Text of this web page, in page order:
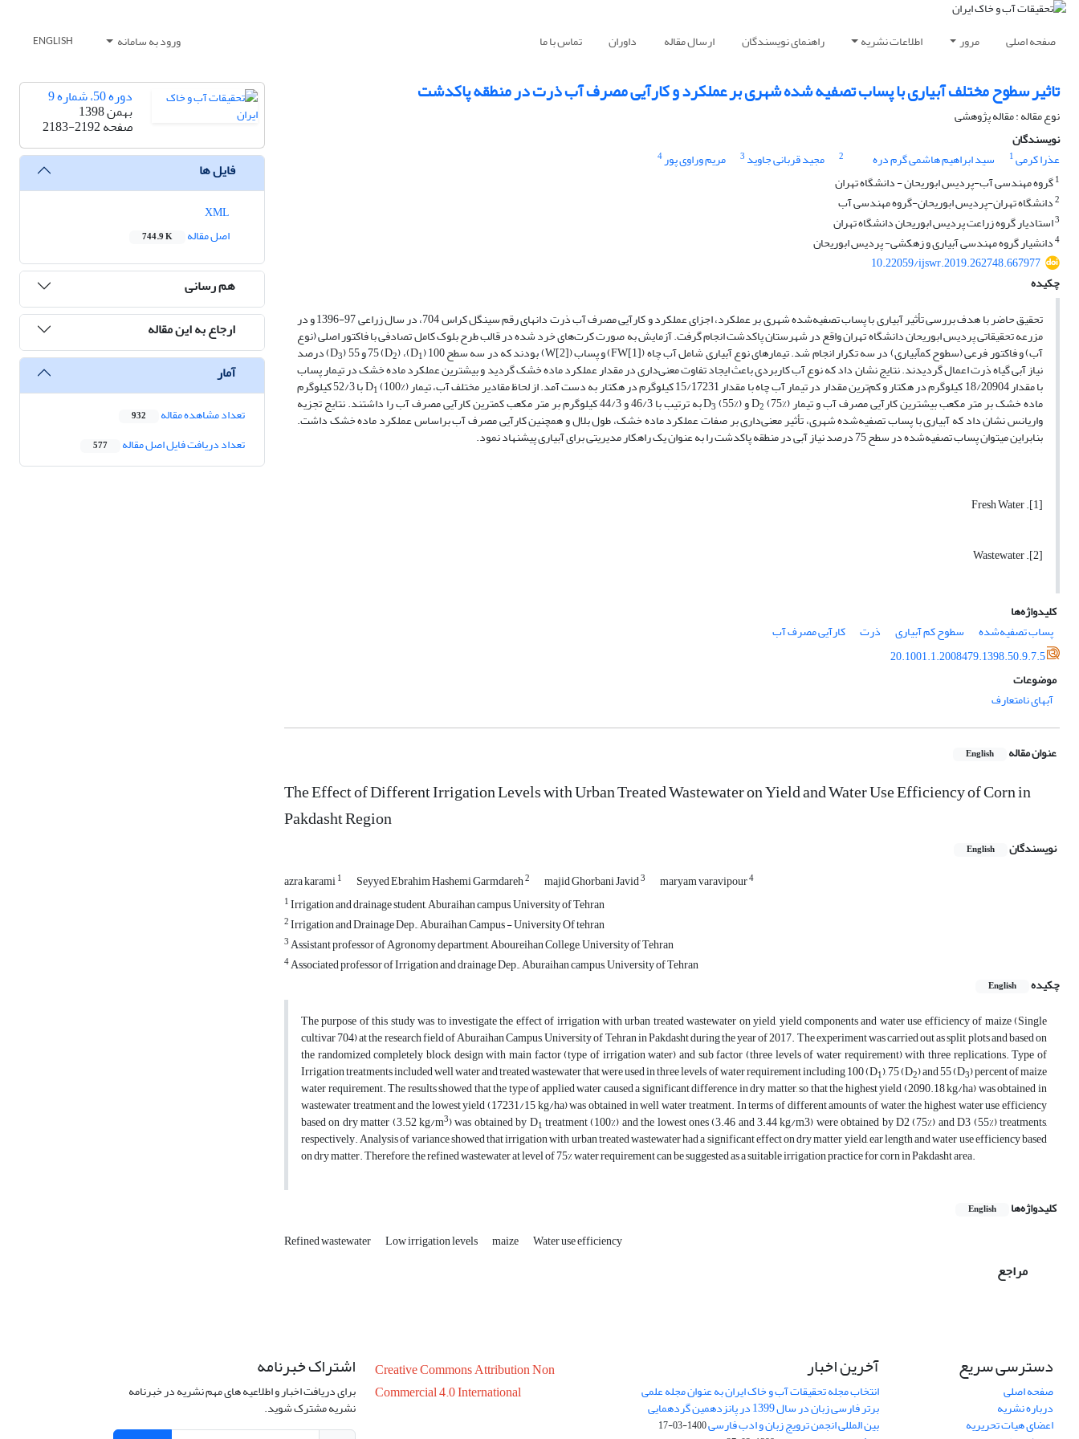
صفحه اصلی مرور اطلاعات نشریه راهنمای نویسندگان ارسال مقاله داوران تماس با ما ورود به سامانه ENGLISH
تاثیر سطوح مختلف آبیاری با پساب تصفیه شده شهری بر عملکرد و کارآیی مصرف آب ذرت در منطقه پاکدشت
نوع مقاله : مقاله پژوهشی
نویسندگان
عذرا کرمی1 سید ابراهیم هاشمی گرم دره 2 مجید قربانی جاوید 3 مریم وراوی پور4
1گروه مهندسی آب-پردیس ابوریحان - دانشگاه تهران
2دانشگاه تهران-پردیس ابوریحان-گروه مهندسی آب
3استادیار گروه زراعت پردیس ابوریحان دانشگاه تهران
4دانشیار گروه مهندسی آبیاری و زهکشی- پردیس ابوریحان
10.22059/ijswr.2019.262748.667977
چکیده
تحقیق حاضر با هدف بررسی تأثیر آبیاری با پساب تصفیه‌شده شهری بر عملکرد، اجزای عملکرد و کارآیی مصرف آب ذرت دانه­ای رقم سینگل کراس 704، در سال زراعی 97-1396 و در
مزرعه تحقیقاتی پردیس ابوریحان دانشگاه تهران واقع در شهرستان پاکدشت انجام گرفت. آزمایش به صورت کرت‌های خرد شده در قالب طرح بلوک کامل تصادفی با فاکتور اصلی (نوع
آب) و فاکتور فرعی (سطوح کم­آبیاری) در سه تکرار انجام شد. تیمارهای نوع آبیاری شامل آب چاه ([1]FW) و پساب (W[2]) بودند که در سه سطح 100 (D 1 )، 75 (D 2) و 55 (D 3 ) درصد
نیاز آبی گیاه ذرت اعمال گردیدند. نتایج نشان داد که نوع آب کاربردی باعث ایجاد تفاوت معنی‌داری در مقدار عملکرد ماده خشک گردید و بیشترین عملکرد ماده خشک در تیمار پساب
با مقدار 18/20904 کیلوگرم در هکتار و کم‌ترین مقدار در تیمار آب چاه با مقدار 15/17231 کیلوگرم در هکتار به دست آمد. از لحاظ مقادیر مختلف آب، تیمار D 1 (100%) با 52/3 کیلوگرم
ماده خشک بر متر مکعب بیشترین کارآیی مصرف آب و تیمار D 2 (75%) و D 3 (55%) به ترتیب با 46/3 و 44/3 کیلوگرم بر متر مکعب کمترین کارآیی مصرف آب را داشتند. نتایج تجزیه
واریانس نشان داد که آبیاری با پساب تصفیه‌شده شهری، تأثیر معنی‌داری بر صفات عملکرد ماده خشک، طول بلال و همچنین کارآیی مصرف آب براساس عملکرد ماده خشک داشت.
بنابراین می­توان پساب تصفیه‌شده در سطح 75 درصد نیاز آبی در منطقه پاکدشت را به عنوان یک راهکار مدیریتی برای آبیاری پیشنهاد نمود.
[1]. Fresh Water
[2]. Wastewater
کلیدواژه‌ها
پساب تصفیه‌شده
سطوح کم آبیاری ذرت
کارآیی مصرف آب
20.1001.1.2008479.1398.50.9.7.5
موضوعات
آبهای نامتعارف
عنوان مقاله English
The Effect of Different Irrigation Levels with Urban Treated Wastewater on Yield and Water Use Efficiency of Corn in
Pakdasht Region
نویسندگان English
azra karami1 Seyyed Ebrahim Hashemi Garmdareh2 majid Ghorbani Javid3 maryam varavipour4
1Irrigation and drainage student, Aburaihan campus, University of Tehran
2Irrigation and Drainage Dep., Aburaihan Campus - University Of tehran
3Assistant professor of Agronomy department, Aboureihan College, University of Tehran
4Associated professor of Irrigation and drainage Dep., Aburaihan campus, University of Tehran
چکیده
English
The purpose of this study was to investigate the effect of irrigation with urban treated wastewater on yield, yield components and water use efficiency of maize (Single
cultivar 704) at the research field of Aburaihan Campus, University of Tehran in Pakdasht during the year of 2017. The experiment was carried out as split plots and based on
the randomized completely block design with main factor (type of irrigation water) and sub factor (three levels of water requirement) with three replications. Type of
Irrigation treatments included well water and treated wastewater that were used in three levels of water requirement including 100 (D1), 75 (D2) and 55 (D3) percent of maize
water requirement. The results showed that the type of applied water caused a significant difference in dry matter, so that the highest yield (2090.18 kg/ha) was obtained in
wastewater treatment and the lowest yield (17231/15 kg/ha) was obtained in well water treatment. In terms of different amounts of water, the highest water use efficiency
based on dry matter (3.52 kg/m3) was obtained by D1 treatment (100%) and the lowest ones (3.46 and 3.44 kg/m3) were obtained by D2 (75%) and D3 (55%) treatments,
respectively. Analysis of variance showed that irrigation with urban treated wastewater had a significant effect on dry matter yield, ear length and water use efficiency based
on dry matter. Therefore, the refined wastewater at level of 75% water requirement can be suggested as a suitable irrigation practice for corn in Pakdasht area.
کلیدواژه‌ها English
Refined wastewater Low irrigation levels maize Water use efficiency
مراجع
دوره 50، شماره 9
بهمن 1398
صفحه2183-2192
فایل ها
اصل مقاله
744.9 K
هم رسانی
ارجاع به این مقاله
آمار
تعداد مشاهده مقاله 932
تعداد دریافت فایل اصل مقاله 577
دسترسی سریع
صفحه اصلی
درباره نشریه
اعضای هیات تحریریه
آخرین اخبار
انتخاب مجله تحقیقات آب و خاک ایران به عنوان مجله علمی
برتر فارسی زبان در سال 1399 در پانزدهمین گردهمایی
بین المللی انجمن ترویج زبان و ادب فارسی1400-03-17
Creative Commons Attribution Non
Commercial 4.0 International
اشتراک خبرنامه
برای دریافت اخبار و اطلاعیه های مهم نشریه در خبرنامه
نشریه مشترک شوید.